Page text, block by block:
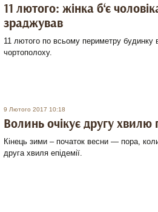
11 лютого: жінка б‘є
зраджував
11 лютого по всьому периметру будинку
чортополоху.
9 Лютого 2017 10:18
Волинь очікує другу хвилю
Кінець зими – початок весни — пора,
друга хвиля епідемії.